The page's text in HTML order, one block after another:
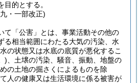
的とする。
・一部改正)
て「公害」とは、事業活動その他の
る相当範囲にわたる大気の汚染、水
の状態又は水底の底質が悪化するこ
) 、土壌の汚染、騒音、振動、地盤の
の土地の掘さくによるものを除
人の健康又は生活環境に係る被害が